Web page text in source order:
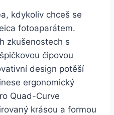
kdykoliv chceš se
fotoaparátem.
zkušenostech s
čipovou
design potěší
ergonomický
Quad-Curve
krásou a formou